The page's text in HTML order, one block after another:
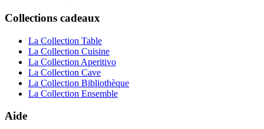
Collections cadeaux
La Collection Table
La Collection Cuisine
La Collection Aperitivo
La Collection Cave
La Collection Bibliothèque
La Collection Ensemble
Aide